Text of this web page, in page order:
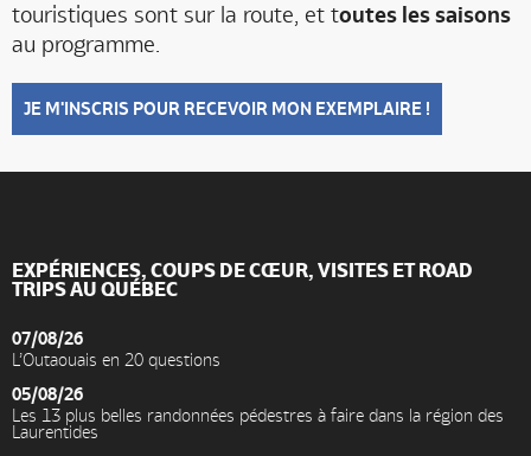
touristiques sont sur la route, et toutes les saisons
au programme.
JE M'INSCRIS POUR RECEVOIR MON EXEMPLAIRE !
EXPÉRIENCES, COUPS DE CŒUR, VISITES ET ROAD
TRIPS AU QUÉBEC
07/08/26
L’Outaouais en 20 questions
05/08/26
Les 13 plus belles randonnées pédestres à faire dans la région des
Laurentides